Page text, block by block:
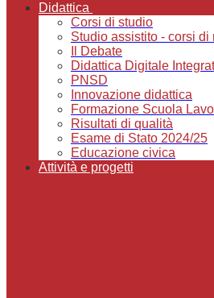
Didattica
Corsi di studio
Studio assistito - corsi di
Il Debate
Didattica Digitale
PNSD
Innovazione didattica
Formazione Scuola
Risultati di qualità
Esame di Stato 2024/25
Educazione civica
Attività e progetti